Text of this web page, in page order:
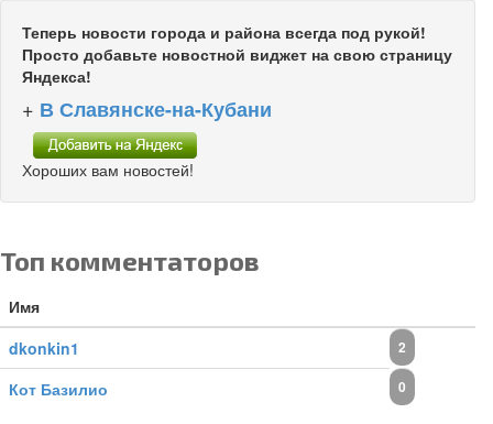
Теперь новости города и района всегда под рукой!
Просто добавьте новостной виджет на свою страницу
Яндекса!
+ В Славянске-на-Кубани
Хороших вам новостей!
Топ комментаторов
Имя
dkonkin1
2
Кот Базилио 0